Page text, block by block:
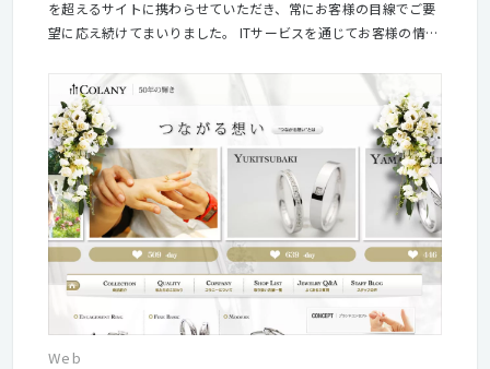
を超えるサイトに携わらせていただき、常にお客様の目線でご要
望に応え続けてまいりました。 ITサービスを通じてお客様の情報
化を図ることで企業の生産性向上に寄与することがピーエスシー
のミッションです。
Web